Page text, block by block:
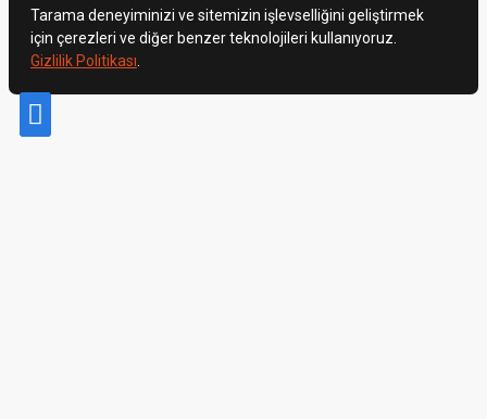
Tarama deneyiminizi ve sitemizin işlevselliğini geliştirmek
için çerezleri ve diğer benzer teknolojileri kullanıyoruz.
Gizlilik Politikası